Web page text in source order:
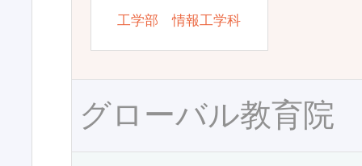
工学部 情報工学科
グローバル教育院